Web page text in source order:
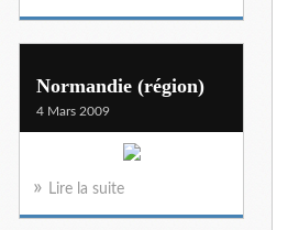
Normandie (région)
4 Mars 2009
Lire la suite